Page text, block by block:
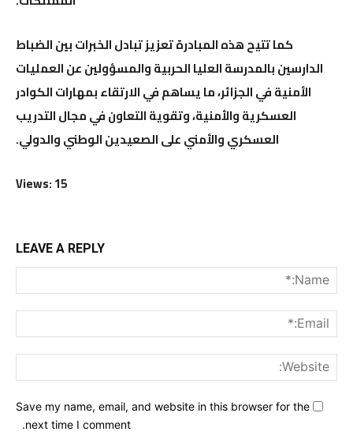
كما تتيح هذه المبادرة تعزيز تبادل الخبرات بين الضباط
الدارسين بالمدرسة العليا الحربية والمسؤولين عن العمليات
الأمنية في الجزائر، ما يساهم في الارتقاء بمهارات الكوادر
العسكرية والأمنية، وتقوية التعاون في مجال التدريب
العسكري والأمني على الصعيدين الوطني والدولي.
Views: 15
LEAVE A REPLY
Save my name, email, and website in this browser for the
next time I comment.